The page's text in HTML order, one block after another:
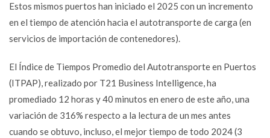
Estos mismos puertos han iniciado el 2025 con un incremento
en el tiempo de atención hacia el autotransporte de carga (en
servicios de importación de contenedores).
El Índice de Tiempos Promedio del Autotransporte en Puertos
(ITPAP), realizado por T21 Business Intelligence, ha
promediado 12 horas y 40 minutos en enero de este año, una
variación de 316% respecto a la lectura de un mes antes
cuando se obtuvo, incluso, el mejor tiempo de todo 2024 (3